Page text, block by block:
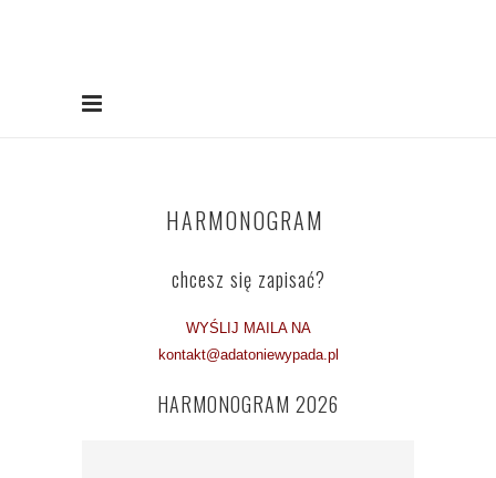
HARMONOGRAM
chcesz się zapisać?
WYŚLIJ MAILA NA
kontakt@adatoniewypada.pl
HARMONOGRAM 2026